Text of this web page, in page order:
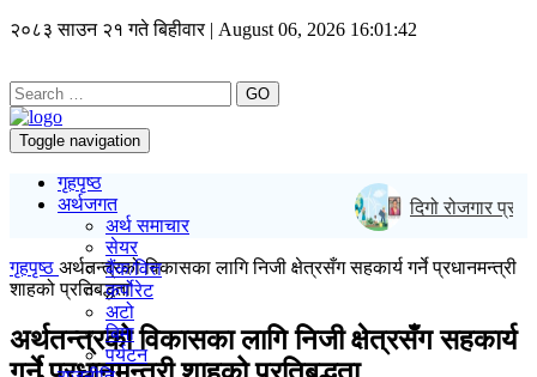
२०८३ साउन २१ गते बिहीवार | August 06, 2026 16:01:43
GO
Toggle navigation
गृहपृष्ठ
अर्थजगत
अर्थ समाचार
सेयर
बैंक/वित्त
कर्पोरेट
अटो
बिमा
पर्यटन
दिगो रोजगार
गृहपृष्ठ अर्थतन्त्रको विकासका लागि निजी क्षेत्रसँग सहकार्य गर्ने प्रधानमन्त्री
शाहको प्रतिबद्धता
अर्थतन्त्रको विकासका लागि निजी क्षेत्रसँग सहकार्य